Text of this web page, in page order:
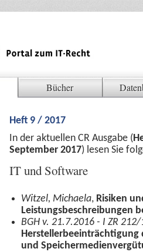
Bücher
Heft 9 / 2017
In der aktuellen CR Ausgabe (
September 2017) lesen Sie
IT und Software
Witzel, Michaela, Risiken
Leistungsbeschreibungen
BGH v. 21.7.2016 - I ZR 212/
und